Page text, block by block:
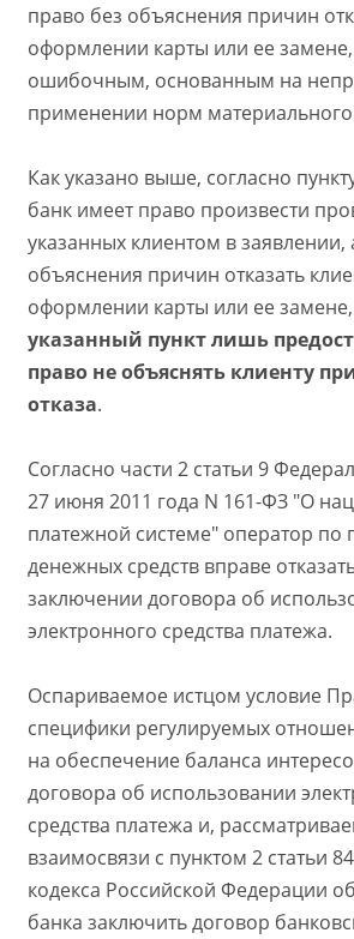
право без объяснения причин
оформлении карты или ее замене,
ошибочным, основанным на
применении норм
Как указано выше, согласно
банк имеет право произвести
указанных клиентом в заявлении,
объяснения причин отказать
оформлении карты или ее замене,
указанный пункт лишь
право не объяснять клиенту
отказа.
Согласно части 2 статьи 9
27 июня 2011 года N 161-ФЗ "О
платежной системе" оператор по
денежных средств вправе
заключении договора об
электронного средства платежа.
Оспариваемое истцом условие
специфики регулируемых
на обеспечение баланса
договора об использовании
средства платежа и,
взаимосвязи с пунктом 2 статьи
кодекса Российской Федерации
банка заключить договор